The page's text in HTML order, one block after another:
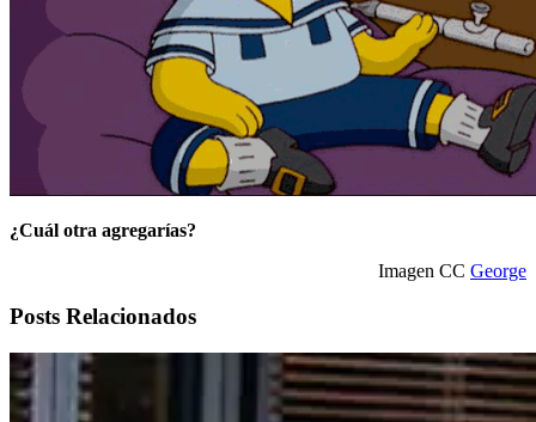
¿Cuál otra agregarías?
Imagen CC George
Posts Relacionados